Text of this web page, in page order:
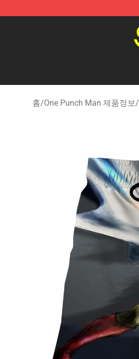
홈/One Punch Man 제품정보/